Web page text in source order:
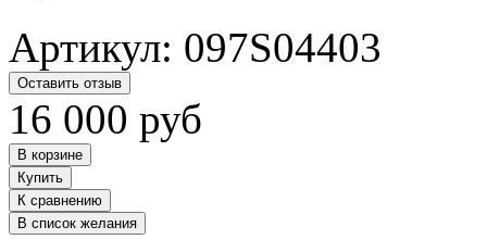
Артикул: 097S04403
Оставить отзыв
16 000 руб
В корзине
Купить
К сравнению
В список желания